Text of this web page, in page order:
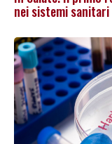
nei sistemi sanitari